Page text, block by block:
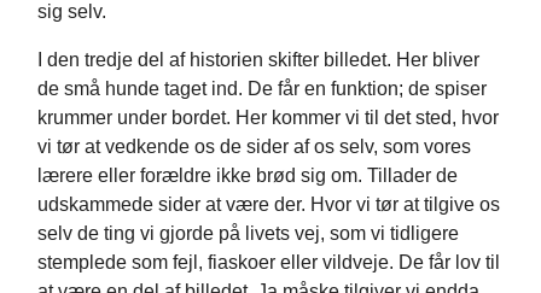
sig selv.
I den tredje del af historien skifter billedet. Her bliver
de små hunde taget ind. De får en funktion; de spiser
krummer under bordet. Her kommer vi til det sted, hvor
vi tør at vedkende os de sider af os selv, som vores
lærere eller forældre ikke brød sig om. Tillader de
udskammede sider at være der. Hvor vi tør at tilgive os
selv de ting vi gjorde på livets vej, som vi tidligere
stemplede som fejl, fiaskoer eller vildveje. De får lov til